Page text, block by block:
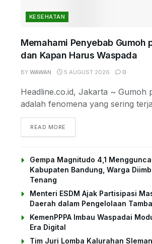
KESEHATAN
Memahami Penyebab Gumoh
dan Kapan Harus Waspada
BY WAWAN 5 AUGUST 2026 0
Headline.co.id, Jakarta ~ Gumoh
adalah fenomena yang sering
READ MORE
Gempa Magnitudo 4,1
Kabupaten Bandung, Warga
Tenang
Menteri ESDM Ajak Partisipasi
Daerah dalam Pengelolaan
KemenPPPA Imbau Waspadai
Era Digital
Tim Juri Lomba Kalurahan